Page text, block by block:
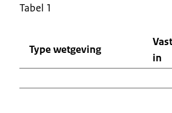
Tabel 1
Type wetgeving
in